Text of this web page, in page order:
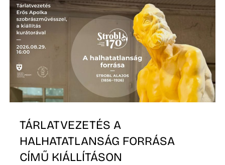
TÁRLATVEZETÉS A
HALHATATLANSÁG FORRÁSA
CÍMŰ KIÁLLÍTÁSON